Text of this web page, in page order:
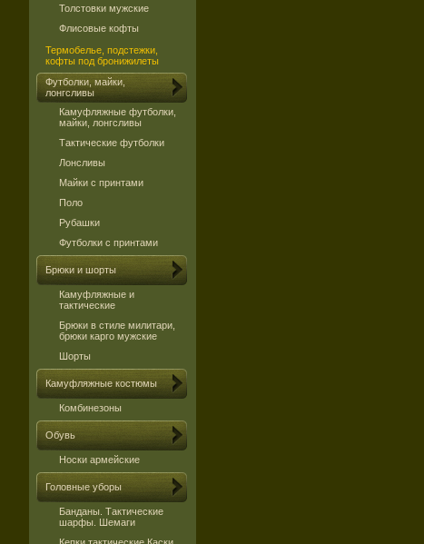
Толстовки мужские
Флисовые кофты
Термобелье, подстежки,
кофты под бронижилеты
Футболки, майки,
лонгсливы
Камуфляжные футболки,
майки, лонгсливы
Тактические футболки
Лонсливы
Майки с принтами
Поло
Рубашки
Футболки с принтами
Брюки и шорты
Камуфляжные и
тактические
Брюки в стиле милитари,
брюки карго мужские
Шорты
Камуфляжные костюмы
Комбинезоны
Обувь
Носки армейские
Головные уборы
Банданы. Тактические
шарфы. Шемаги